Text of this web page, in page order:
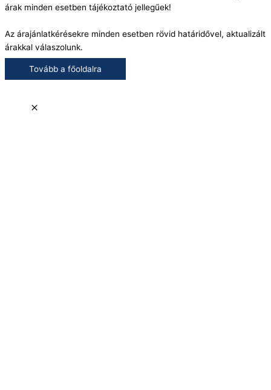
árak minden esetben tájékoztató jellegűek!
Az árajánlatkérésekre minden esetben rövid határidővel, aktualizált
árakkal válaszolunk.
Tovább a főoldalra